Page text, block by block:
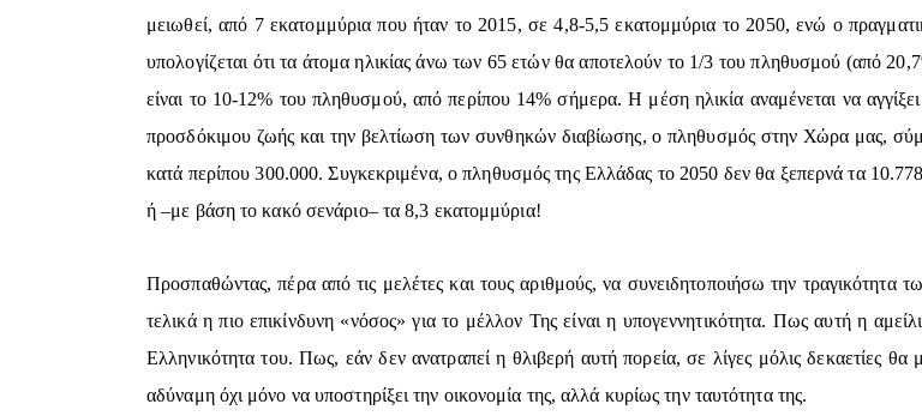
μειωθεί, από 7 εκατομμύρια που ήταν το 2015, σε 4,8-5,5 εκατομμύρια το 2050, ενώ ο
υπολογίζεται ότι τα άτομα ηλικίας άνω των 65 ετών θα αποτελούν το 1/3 του πληθυσμού (από
είναι το 10-12% του πληθυσμού, από περίπου 14% σήμερα. Η μέση ηλικία αναμένεται να
προσδόκιμου ζωής και την βελτίωση των συνθηκών διαβίωσης, ο πληθυσμός στην Χώρα μας,
κατά περίπου 300.000. Συγκεκριμένα, ο πληθυσμός της Ελλάδας το 2050 δεν θα ξεπερνά τα
ή –με βάση το κακό σενάριο– τα 8,3 εκατομμύρια!
Προσπαθώντας, πέρα από τις μελέτες και τους αριθμούς, να συνειδητοποιήσω την
τελικά η πιο επικίνδυνη «νόσος» για το μέλλον Της είναι η υπογεννητικότητα. Πως αυτή η
Ελληνικότητα του. Πως, εάν δεν ανατραπεί η θλιβερή αυτή πορεία, σε λίγες μόλις δεκαετίες
αδύναμη όχι μόνο να υποστηρίξει την οικονομία της, αλλά κυρίως την ταυτότητα της.